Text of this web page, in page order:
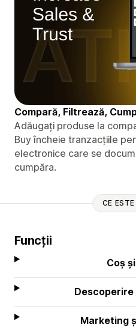
Compară, Filtrează,
Adăugați produse la
Buy încheie tranzacțiile
electronice care se
cumpăra.
CE
Funcții
Coș
Marketing